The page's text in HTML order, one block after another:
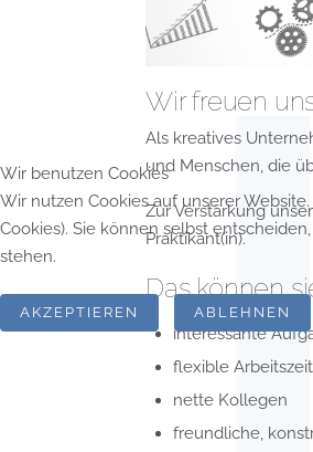
Wir freuen
Als kreatives
und Menschen, die
Zur Verstärkung
Praktikant(in).
Das können
interessante
flexible
nette Kollegen
freundliche,
Wir benutzen Cookies
Wir nutzen Cookies auf unserer
Cookies). Sie können selbst
stehen.
AKZEPTIEREN ABLEHNEN